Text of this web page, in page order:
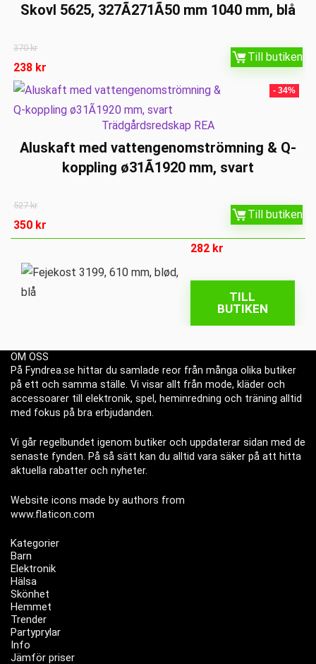
Skovl 5625, 327Ã271Ã50 mm 1040 mm, blå
370kr
238 kr
Till butiken
- 34%
Trädgårdsredskap REA
Aluskaft med vattengenomströmning & Q-
koppling ø31Ã1920 mm, svart
527kr
350 kr
Till butiken
282 kr
TILL
BUTIKEN
OM OSS
På Fyndrea.se hittar du samlade reor från många olika butiker
på ett och samma ställe. Vi visar allt från mode, kläder och
accessoarer till elektronik, spel, heminredning och träning alltid
med fokus på bra erbjudanden.
Vi går regelbundet igenom butiker och uppdaterar sidan med de
senaste fynden. På så sätt kan du alltid vara säker på att hitta
aktuella rabatter och nyheter.
Website icons made by authors from
www.flaticon.com
Kategorier
Barn
Elektronik
Hälsa
Skönhet
Hemmet
Trender
Partyprylar
Info
Jämför priser